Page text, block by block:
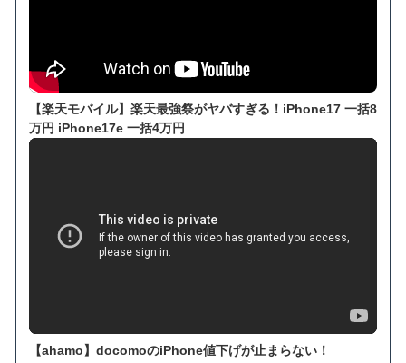
【楽天モバイル】楽天最強祭がヤバすぎる！iPhone17 一括8
万円 iPhone17e 一括4万円
【ahamo】docomoのiPhone値下げが止まらない！